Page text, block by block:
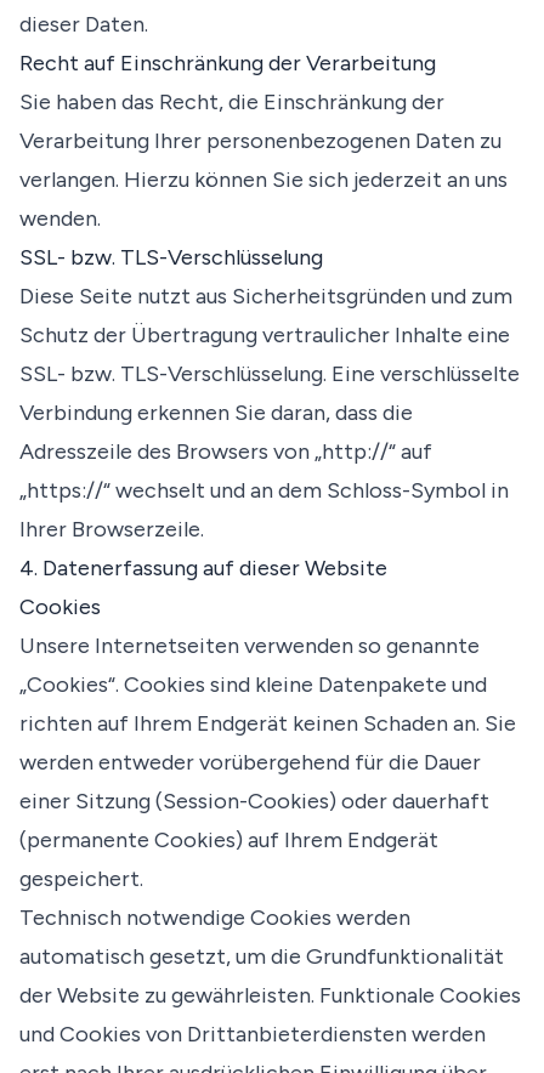
dieser Daten.
Recht auf Einschränkung der Verarbeitung
Sie haben das Recht, die Einschränkung der
Verarbeitung Ihrer personenbezogenen Daten zu
verlangen. Hierzu können Sie sich jederzeit an uns
wenden.
SSL- bzw. TLS-Verschlüsselung
Diese Seite nutzt aus Sicherheitsgründen und zum
Schutz der Übertragung vertraulicher Inhalte eine
SSL- bzw. TLS-Verschlüsselung. Eine verschlüsselte
Verbindung erkennen Sie daran, dass die
Adresszeile des Browsers von „http://“ auf
„https://“ wechselt und an dem Schloss-Symbol in
Ihrer Browserzeile.
4. Datenerfassung auf dieser Website
Cookies
Unsere Internetseiten verwenden so genannte
„Cookies“. Cookies sind kleine Datenpakete und
richten auf Ihrem Endgerät keinen Schaden an. Sie
werden entweder vorübergehend für die Dauer
einer Sitzung (Session-Cookies) oder dauerhaft
(permanente Cookies) auf Ihrem Endgerät
gespeichert.
Technisch notwendige Cookies werden
automatisch gesetzt, um die Grundfunktionalität
der Website zu gewährleisten. Funktionale Cookies
und Cookies von Drittanbieterdiensten werden